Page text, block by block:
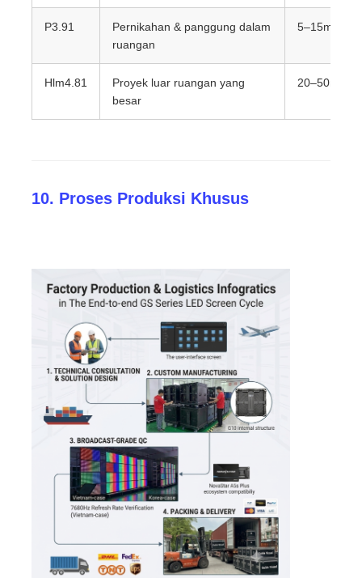
P3.91
Pernikahan & panggung dalam
ruangan
5–15m
Hlm4.81
Proyek luar ruangan yang
besar
20–50m
10. Proses Produksi Khusus